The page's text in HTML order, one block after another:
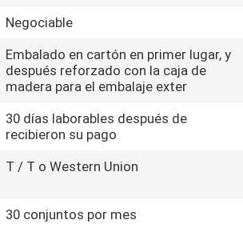
Negociable
Embalado en cartón en primer lugar, y
después reforzado con la caja de
madera para el embalaje exter
30 días laborables después de
recibieron su pago
T / T o Western Union
30 conjuntos por mes